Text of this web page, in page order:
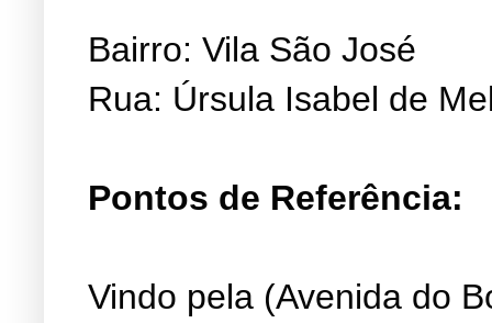
Bairro: Vila São José
Rua: Úrsula Isabel de
Pontos de Referência:
Vindo pela (Avenida do